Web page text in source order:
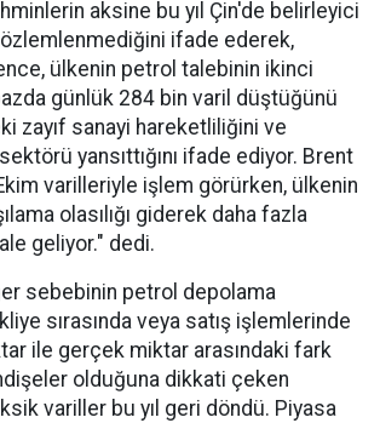
aksine bu yıl Çin'de belirleyici
ifade ederek,
ülkenin petrol talebinin ikinci
günlük 284 bin varil düştüğünü
zayıf sanayi hareketliliğini ve
yansıttığını ifade ediyor. Brent
varilleriyle işlem görürken, ülkenin
olasılığı giderek daha fazla
geliyor." dedi.
sebebinin petrol depolama
sırasında veya satış işlemlerinde
ile gerçek miktar arasındaki fark
olduğuna dikkati çeken
variller bu yıl geri döndü. Piyasa